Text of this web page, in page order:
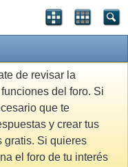
de revisar la
del foro. Si
que te
y crear tus
gratis. Si quieres
el foro de tu interés